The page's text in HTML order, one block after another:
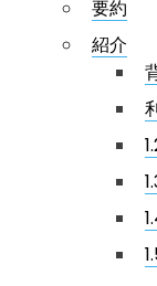
要約
紹介